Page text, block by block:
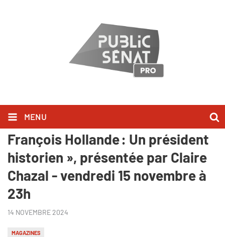
MENU
« Au bonheur des livres -
François Hollande : Un président
historien », présentée par Claire
Chazal - vendredi 15 novembre à
23h
14 NOVEMBRE 2024
MAGAZINES